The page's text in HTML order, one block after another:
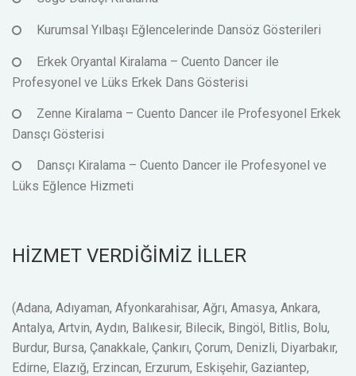
Kurumsal Yılbaşı Eğlencelerinde Dansöz Gösterileri
Erkek Oryantal Kiralama – Cuento Dancer ile
Profesyonel ve Lüks Erkek Dans Gösterisi
Zenne Kiralama – Cuento Dancer ile Profesyonel Erkek
Dansçı Gösterisi
Dansçı Kiralama – Cuento Dancer ile Profesyonel ve
Lüks Eğlence Hizmeti
HİZMET VERDİĞİMİZ İLLER
(Adana, Adıyaman, Afyonkarahisar, Ağrı, Amasya, Ankara,
Antalya, Artvin, Aydın, Balıkesir, Bilecik, Bingöl, Bitlis, Bolu,
Burdur, Bursa, Çanakkale, Çankırı, Çorum, Denizli, Diyarbakır,
Edirne, Elazığ, Erzincan, Erzurum, Eskişehir, Gaziantep,